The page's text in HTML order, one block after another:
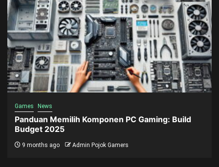
Games News
Panduan Memilih Komponen PC Gaming: Build
Budget 2025
9 months ago Admin Pojok Gamers